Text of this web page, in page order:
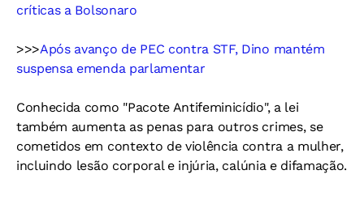
críticas a Bolsonaro
>>>Após avanço de PEC contra STF, Dino mantém
suspensa emenda parlamentar
Conhecida como "Pacote Antifeminicídio", a lei
também aumenta as penas para outros crimes, se
cometidos em contexto de violência contra a mulher,
incluindo lesão corporal e injúria, calúnia e difamação.